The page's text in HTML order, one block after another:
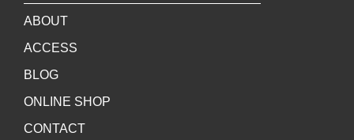
ABOUT
ACCESS
BLOG
ONLINE SHOP
CONTACT